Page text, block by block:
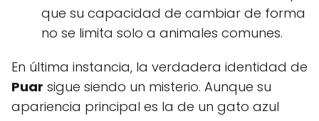
que su capacidad de cambiar de forma
no se limita solo a animales comunes.
En última instancia, la verdadera identidad de
Puar sigue siendo un misterio. Aunque su
apariencia principal es la de un gato azul